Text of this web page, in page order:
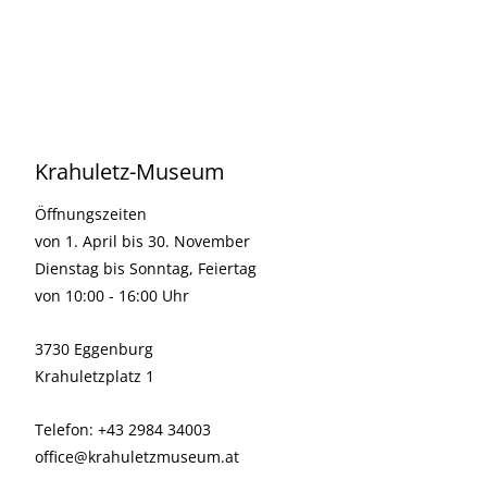
Krahuletz-Museum
Öffnungszeiten
von 1. April bis 30. November
Dienstag bis Sonntag, Feiertag
von 10:00 - 16:00 Uhr
3730 Eggenburg
Krahuletzplatz 1
Telefon: +43 2984 34003
office@krahuletzmuseum.at